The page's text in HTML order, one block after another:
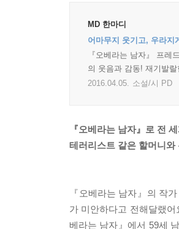
MD 한마디
어마무지 웃기고, 우라지
『오베라는 남자』 프
의 웃음과 감동! 재기발
2016.04.05. 소설/시 PD
『오베라는 남자』로 전
테러리스트 같은 할머니
『오베라는 남자』의 작
가 미안하다고 전해달랬
베라는 남자』에서 59세